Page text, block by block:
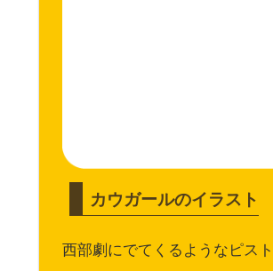
カウガールのイラスト
西部劇にでてくるようなピス